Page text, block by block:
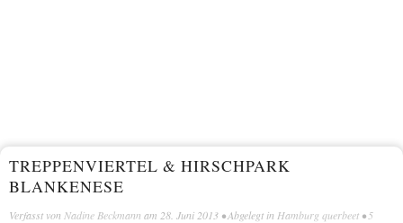
TREPPENVIERTEL & HIRSCHPARK
BLANKENESE
Verfasst von Nadine Beckmann am 28. Juni 2013 • Abgelegt in Hamburg querbeet • 5